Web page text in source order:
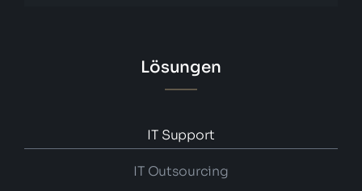
Lösungen
IT Support
IT Outsourcing